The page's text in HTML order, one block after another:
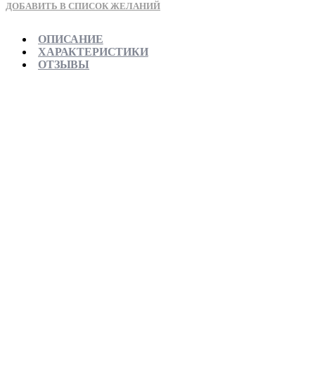
ДОБАВИТЬ В СПИСОК ЖЕЛАНИЙ
ОПИСАНИЕ
ХАРАКТЕРИСТИКИ
ОТЗЫВЫ